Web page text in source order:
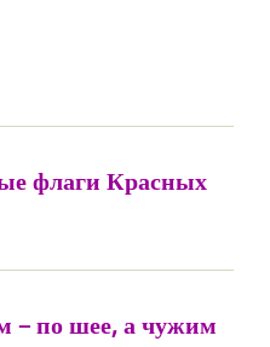
флаги Красных
– по шее, а чужим